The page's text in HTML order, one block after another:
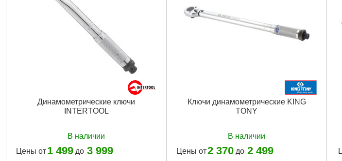
Динамометрические ключи
INTERTOOL
В наличии
Цены от1 499 до 3 999
Ключи динамометрические KING
TONY
В наличии
Цены от2 370 до 2 499